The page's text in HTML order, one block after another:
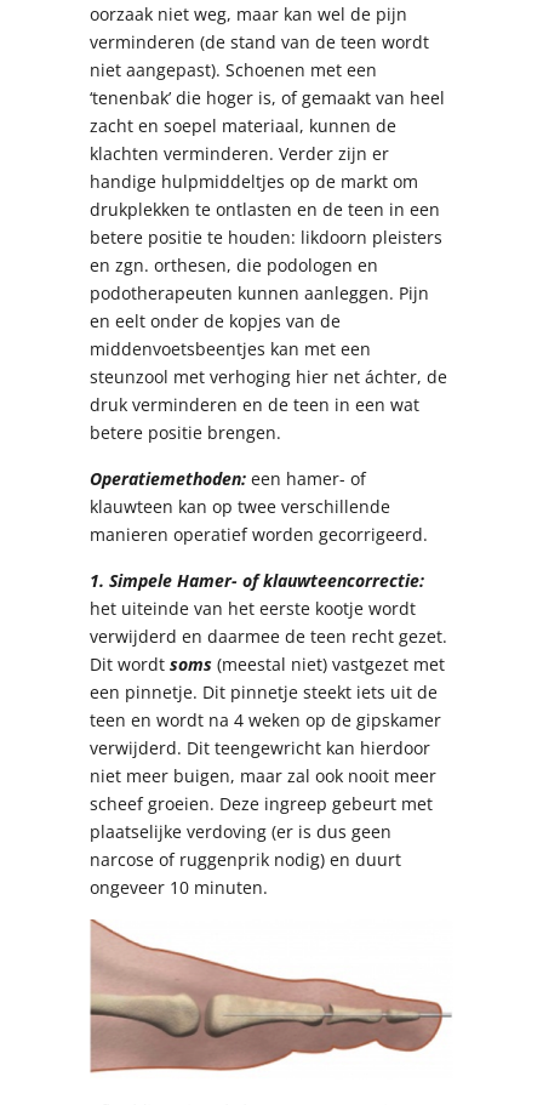
oorzaak niet weg, maar kan wel de pijn
verminderen (de stand van de teen wordt
niet aangepast). Schoenen met een
‘tenenbak’ die hoger is, of gemaakt van heel
zacht en soepel materiaal, kunnen de
klachten verminderen. Verder zijn er
handige hulpmiddeltjes op de markt om
drukplekken te ontlasten en de teen in een
betere positie te houden: likdoorn pleisters
en zgn. orthesen, die podologen en
podotherapeuten kunnen aanleggen. Pijn
en eelt onder de kopjes van de
middenvoetsbeentjes kan met een
steunzool met verhoging hier net áchter, de
druk verminderen en de teen in een wat
betere positie brengen.
Operatiemethoden: een hamer- of
klauwteen kan op twee verschillende
manieren operatief worden gecorrigeerd.
1. Simpele Hamer- of klauwteencorrectie:
het uiteinde van het eerste kootje wordt
verwijderd en daarmee de teen recht gezet.
Dit wordt soms (meestal niet) vastgezet met
een pinnetje. Dit pinnetje steekt iets uit de
teen en wordt na 4 weken op de gipskamer
verwijderd. Dit teengewricht kan hierdoor
niet meer buigen, maar zal ook nooit meer
scheef groeien. Deze ingreep gebeurt met
plaatselijke verdoving (er is dus geen
narcose of ruggenprik nodig) en duurt
ongeveer 10 minuten.